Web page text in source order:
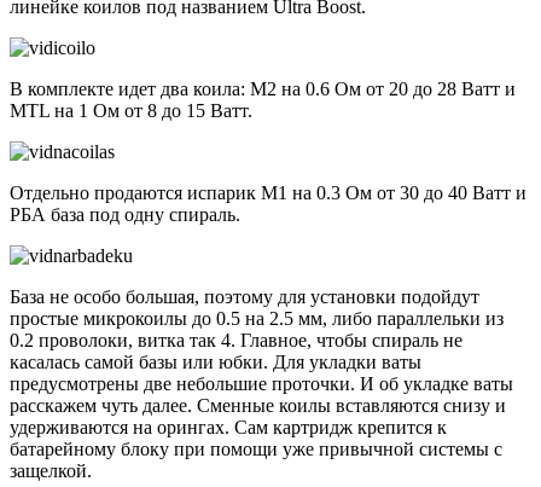
линейке коилов под названием Ultra Boost.
В комплекте идет два коила: M2 на 0.6 Ом от 20 до 28 Ватт и
MTL на 1 Ом от 8 до 15 Ватт.
Отдельно продаются испарик M1 на 0.3 Ом от 30 до 40 Ватт и
РБА база под одну спираль.
База не особо большая, поэтому для установки подойдут
простые микрокоилы до 0.5 на 2.5 мм, либо параллельки из
0.2 проволоки, витка так 4. Главное, чтобы спираль не
касалась самой базы или юбки. Для укладки ваты
предусмотрены две небольшие проточки. И об укладке ваты
расскажем чуть далее. Сменные коилы вставляются снизу и
удерживаются на орингах. Сам картридж крепится к
батарейному блоку при помощи уже привычной системы с
защелкой.